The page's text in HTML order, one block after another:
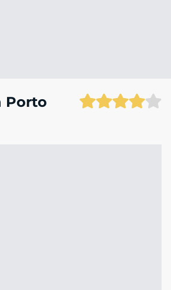
Porto